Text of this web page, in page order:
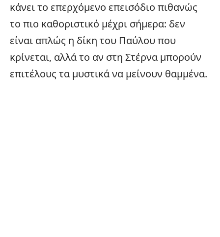
κάνει το επερχόμενο επεισόδιο πιθανώς
το πιο καθοριστικό μέχρι σήμερα: δεν
είναι απλώς η δίκη του Παύλου που
κρίνεται, αλλά το αν στη Στέρνα μπορούν
επιτέλους τα μυστικά να μείνουν θαμμένα.